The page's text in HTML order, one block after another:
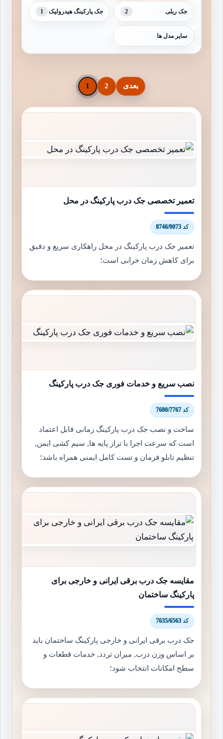
جک ریلی 2 جک پارکینگ هیدرولیک 1
سایر مدل ها
1 2 بعدی
تعمیر تخصصی جک درب پارکینگ در محل
کد 8746/9073
تعمیر جک درب پارکینگ در محل راهکاری سریع و دقیق
برای کاهش زمان خرابی است؛
نصب سریع و خدمات فوری جک درب پارکینگ
کد 7680/7767
ساخت و نصب جک درب پارکینگ زمانی قابل اعتماد
است که سرعت اجرا با تراز پایه ها, سیم کشی ایمن,
تنظیم تابلو فرمان و تست کامل ایمنی همراه باشد؛
مقایسه جک درب برقی ایرانی و خارجی برای
پارکینگ ساختمان
کد 7635/6563
جک درب برقی ایرانی و خارجی پارکینگ ساختمان باید
بر اساس وزن درب, میزان تردد, خدمات قطعات و
سطح امکانات انتخاب شود؛